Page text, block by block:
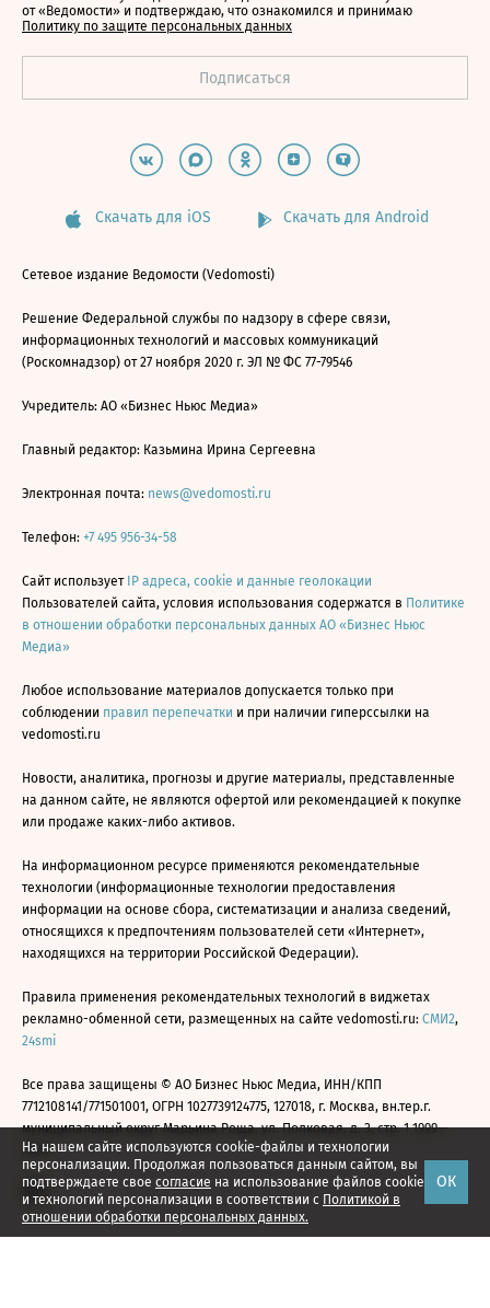
На нашем сайте используются cookie-файлы и технологии
персонализации. Продолжая пользоваться данным сайтом, вы
подтверждаете свое согласие на использование файлов cookie
и технологий персонализации в соответствии с Политикой в
отношении обработки персональных данных.
ОК
от «Ведомости» и подтверждаю, что ознакомился и принимаю
Политику по защите персональных данных
Скачать для iOS Скачать для Android
Сетевое издание Ведомости (Vedomosti)
Решение Федеральной службы по надзору в сфере связи,
информационных технологий и массовых коммуникаций
(Роскомнадзор) от 27 ноября 2020 г. ЭЛ № ФС 77-79546
Учредитель: АО «Бизнес Ньюс Медиа»
Главный редактор: Казьмина Ирина Сергеевна
Электронная почта: news@vedomosti.ru
Телефон: +7 495 956-34-58
Сайт использует IP адреса, cookie и данные геолокации
Пользователей сайта, условия использования содержатся в Политике
в отношении обработки персональных данных АО «Бизнес Ньюс
Медиа»
Любое использование материалов допускается только при
соблюдении правил перепечатки и при наличии гиперссылки на
vedomosti.ru
Новости, аналитика, прогнозы и другие материалы, представленные
на данном сайте, не являются офертой или рекомендацией к покупке
или продаже каких-либо активов.
На информационном ресурсе применяются рекомендательные
технологии (информационные технологии предоставления
информации на основе сбора, систематизации и анализа сведений,
относящихся к предпочтениям пользователей сети «Интернет»,
находящихся на территории Российской Федерации).
Правила применения рекомендательных технологий в виджетах
рекламно-обменной сети, размещенных на сайте vedomosti.ru: СМИ2,
24smi
Все права защищены © АО Бизнес Ньюс Медиа, ИНН/КПП
7712108141/771501001, ОГРН 1027739124775, 127018, г. Москва, вн.тер.г.
муниципальный округ Марьина Роща, ул. Полковая, д. 3, стр. 1 1999—
2026